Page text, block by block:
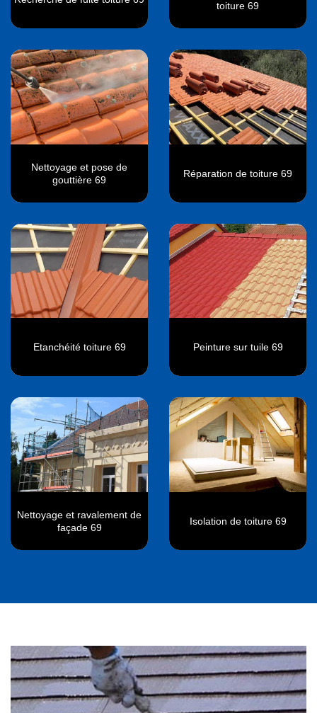
toiture 69
Nettoyage et pose de
gouttière 69
Réparation de toiture 69
Etanchéité toiture 69 Peinture sur tuile 69
Nettoyage et ravalement de
façade 69
Isolation de toiture 69